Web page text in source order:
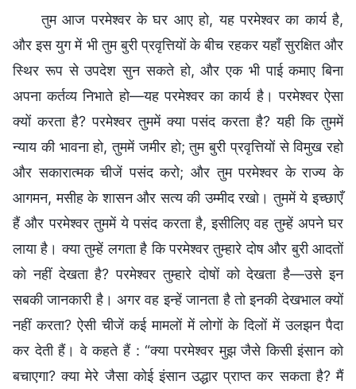
तुम आज परमेश्वर के घर आए हो, यह परमेश्वर का कार्य है,
और इस युग में भी तुम बुरी प्रवृत्तियों के बीच रहकर यहाँ सुरक्षित और
स्थिर रूप से उपदेश सुन सकते हो, और एक भी पाई कमाए बिना
अपना कर्तव्य निभाते हो—यह परमेश्वर का कार्य है। परमेश्वर ऐसा
क्यों करता है? परमेश्वर तुममें क्या पसंद करता है? यही कि तुममें
न्याय की भावना हो, तुममें जमीर हो; तुम बुरी प्रवृत्तियों से विमुख रहो
और सकारात्मक चीजें पसंद करो; और तुम परमेश्वर के राज्य के
आगमन, मसीह के शासन और सत्य की उम्मीद रखो। तुममें ये इच्छाएँ
हैं और परमेश्वर तुममें ये पसंद करता है, इसीलिए वह तुम्हें अपने घर
लाया है। क्या तुम्हें लगता है कि परमेश्वर तुम्हारे दोष और बुरी आदतों
को नहीं देखता है? परमेश्वर तुम्हारे दोषों को देखता है—उसे इन
सबकी जानकारी है। अगर वह इन्हें जानता है तो इनकी देखभाल क्यों
नहीं करता? ऐसी चीजें कई मामलों में लोगों के दिलों में उलझन पैदा
कर देती हैं। वे कहते हैं : “क्या परमेश्वर मुझ जैसे किसी इंसान को
बचाएगा? क्या मेरे जैसा कोई इंसान उद्धार प्राप्त कर सकता है? मैं